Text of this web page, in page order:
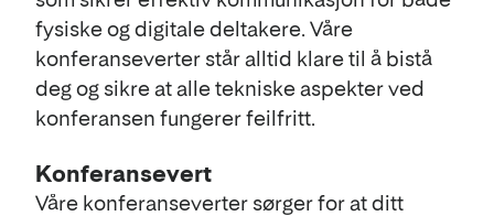
fysiske og digitale deltakere. Våre
konferanseverter står alltid klare til å bistå
deg og sikre at alle tekniske aspekter ved
konferansen fungerer feilfritt.
Konferansevert
Våre konferanseverter sørger for at ditt